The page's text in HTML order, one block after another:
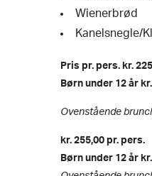
Wienerbrød
Kanelsnegle/
Pris pr. pers. kr.
Børn under 12 år
Ovenstående
kr. 255,00 pr. pers.
Børn under 12 år